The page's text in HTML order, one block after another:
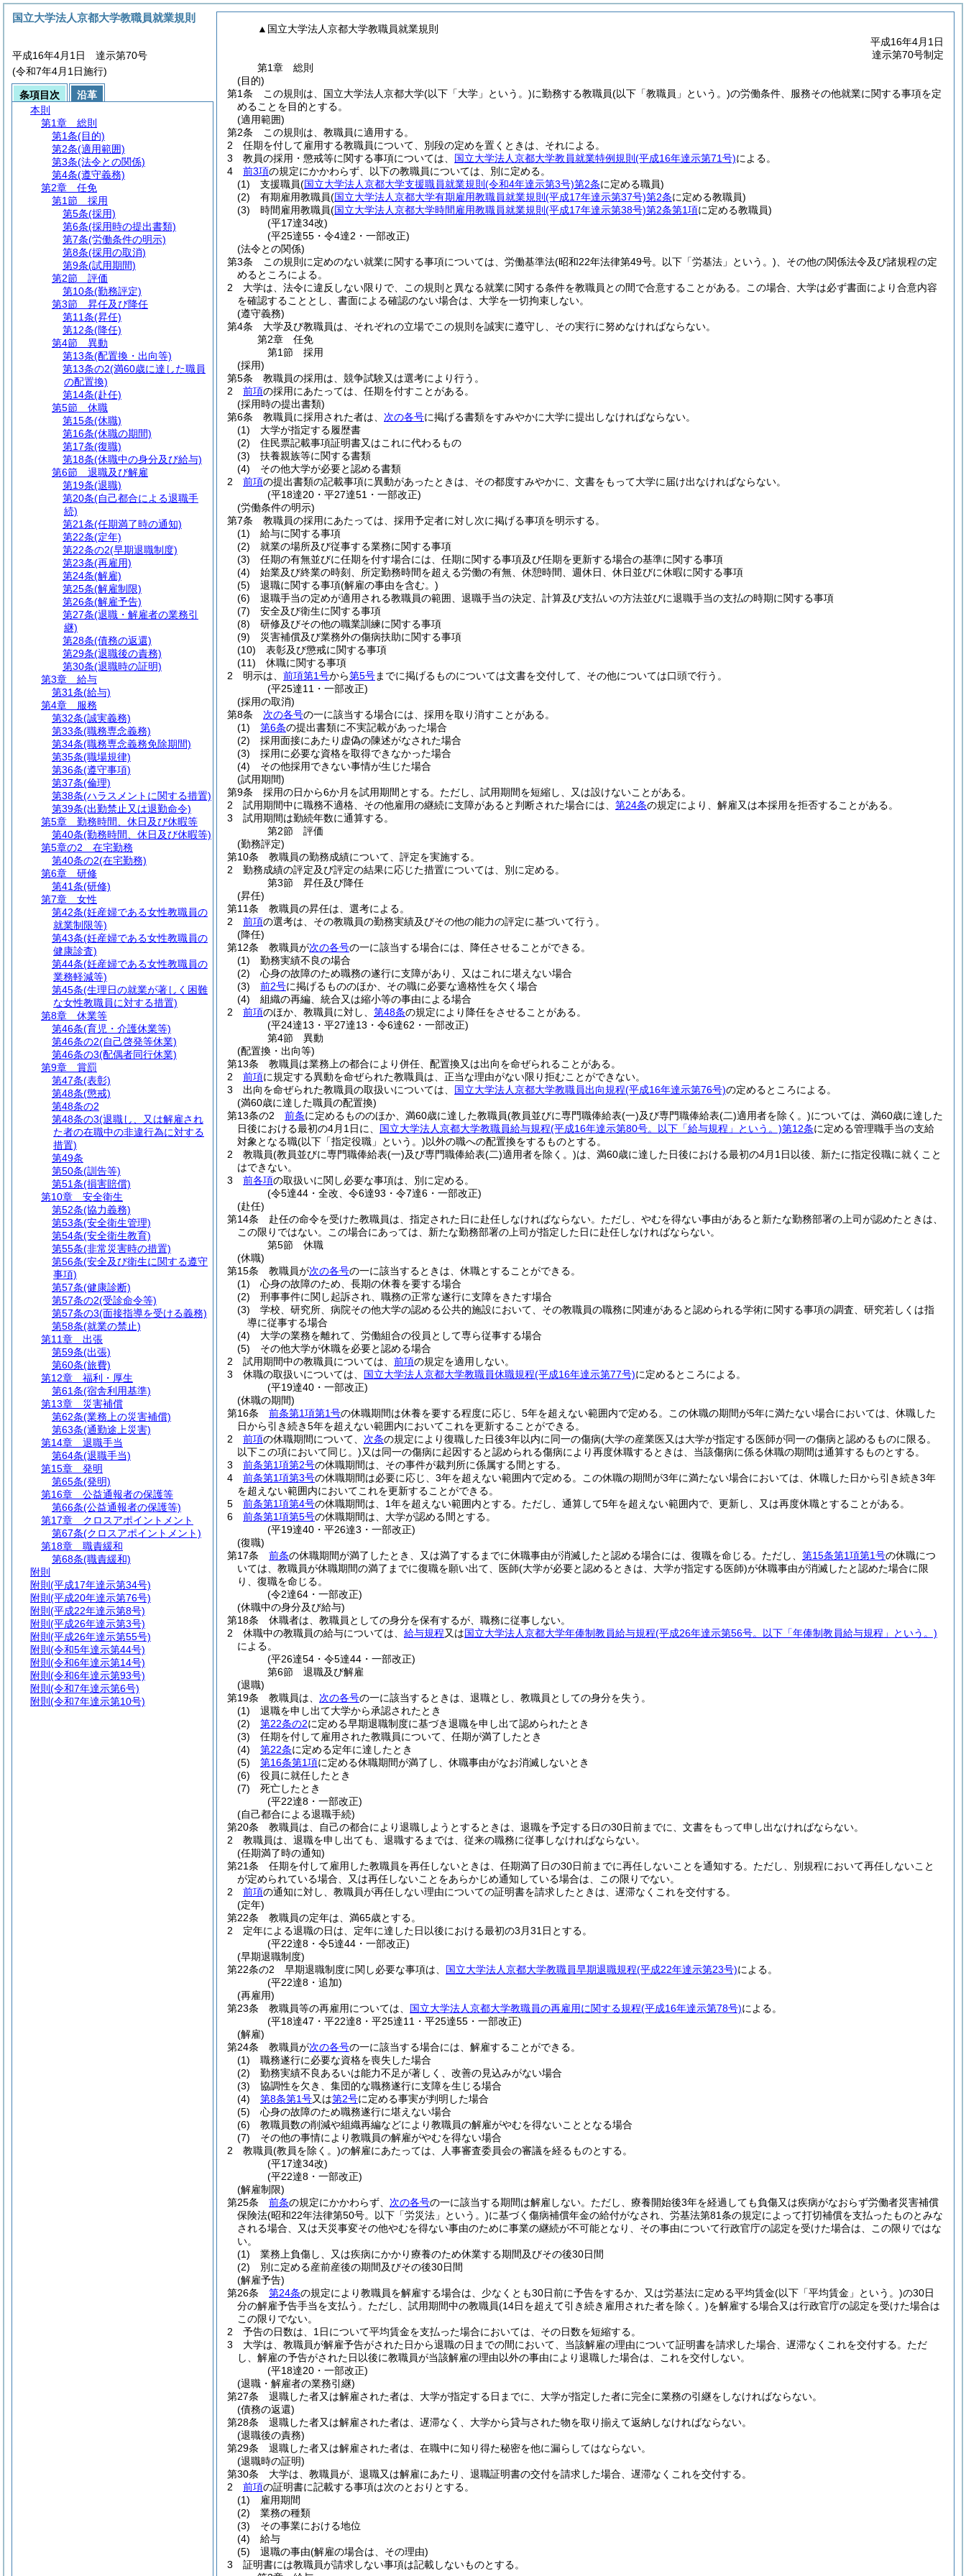
▲国立大学法人京都大学教職員就業規則
平成16年4月1日
達示第70号制定
第1章
総則
(目的)
第1条
この規則は、国立大学法人京都大学(以下「大学」という。)に勤務する教職員(以下「教職員」という。)の労働条件、服務その他就業に関する事項を定
めることを目的とする。
(適用範囲)
第2条
この規則は、教職員に適用する。
2
任期を付して雇用する教職員について、別段の定めを置くときは、それによる。
3
教員の採用・懲戒等に関する事項については、 国立大学法人京都大学教員就業特例規則 (平成16年達示第71号)による。
4
前3項の規定にかかわらず、以下の教職員については、別に定める。
(1)
支援職員(国立大学法人京都大学支援職員就業規則 (令和4年達示第3号)第2条に定める職員)
(2)
有期雇用教職員(国立大学法人京都大学有期雇用教職員就業規則 (平成17年達示第37号)第2条に定める教職員)
(3)
時間雇用教職員(国立大学法人京都大学時間雇用教職員就業規則 (平成17年達示第38号)第2条第1項に定める教職員)
(平17達34改)
(平25達55・令4達2・一部改正)
(法令との関係)
第3条
この規則に定めのない就業に関する事項については、労働基準法(昭和22年法律第49号。以下「労基法」という。) 、その他の関係法令及び諸規程の定
めるところによる。
2
大学は、法令に違反しない限りで、この規則と異なる就業に関する条件を教職員との間で合意することがある。
この場合、大学は必ず書面により合意内容
を確認することとし、書面による確認のない場合は、大学を一切拘束しない。
(遵守義務)
第4条
大学及び教職員は、それぞれの立場でこの規則を誠実に遵守し、その実行に努めなければならない。
第2章
任免
第1節
採用
(採用)
第5条
教職員の採用は、競争試験又は選考により行う。
2
前項の採用にあたっては、任期を付すことがある。
(採用時の提出書類)
第6条
教職員に採用された者は、 次の各号に掲げる書類をすみやかに大学に提出しなければならない。
(1)
大学が指定する履歴書
(2)
住民票記載事項証明書又はこれに代わるもの
(3)
扶養親族等に関する書類
(4)
その他大学が必要と認める書類
2
前項の提出書類の記載事項に異動があったときは、その都度すみやかに、文書をもって大学に届け出なければならない。
(平18達20・平27達51・一部改正)
(労働条件の明示)
第7条
教職員の採用にあたっては、採用予定者に対し次に掲げる事項を明示する。
(1)
給与に関する事項
(2)
就業の場所及び従事する業務に関する事項
(3)
任期の有無並びに任期を付す場合には、任期に関する事項及び任期を更新する場合の基準に関する事項
(4)
始業及び終業の時刻、所定勤務時間を超える労働の有無、休憩時間、週休日、休日並びに休暇に関する事項
(5)
退職に関する事項(解雇の事由を含む。)
(6)
退職手当の定めが適用される教職員の範囲、退職手当の決定、計算及び支払いの方法並びに退職手当の支払の時期に関する事項
(7)
安全及び衛生に関する事項
(8)
研修及びその他の職業訓練に関する事項
(9)
災害補償及び業務外の傷病扶助に関する事項
(10)
表彰及び懲戒に関する事項
(11)
休職に関する事項
2
明示は、 前項第1号から第5号までに掲げるものについては文書を交付して、その他については口頭で行う。
(平25達11・一部改正)
(採用の取消)
第8条
次の各号の一に該当する場合には、採用を取り消すことがある。
(1)
第6条の提出書類に不実記載があった場合
(2)
採用面接にあたり虚偽の陳述がなされた場合
(3)
採用に必要な資格を取得できなかった場合
(4)
その他採用できない事情が生じた場合
(試用期間)
第9条
採用の日から6か月を試用期間とする。 ただし、試用期間を短縮し、又は設けないことがある。
2
試用期間中に職務不適格、その他雇用の継続に支障があると判断された場合には、 第24条の規定により、解雇又は本採用を拒否することがある。
3
試用期間は勤続年数に通算する。
第2節
評価
(勤務評定)
第10条
教職員の勤務成績について、評定を実施する。
2
勤務成績の評定及び評定の結果に応じた措置については、別に定める。
第3節
昇任及び降任
(昇任)
第11条
教職員の昇任は、選考による。
2
前項の選考は、その教職員の勤務実績及びその他の能力の評定に基づいて行う。
(降任)
第12条
教職員が次の各号の一に該当する場合には、降任させることができる。
(1)
勤務実績不良の場合
(2)
心身の故障のため職務の遂行に支障があり、又はこれに堪えない場合
(3)
前2号に掲げるもののほか、その職に必要な適格性を欠く場合
(4)
組織の再編、統合又は縮小等の事由による場合
2
前項のほか、教職員に対し、 第48条の規定により降任をさせることがある。
(平24達13・平27達13・令6達62・一部改正)
第4節
異動
(配置換・出向等)
第13条
教職員は業務上の都合により併任、配置換又は出向を命ぜられることがある。
2
前項に規定する異動を命ぜられた教職員は、正当な理由がない限り拒むことができない。
3
出向を命ぜられた教職員の取扱いについては、 国立大学法人京都大学教職員出向規程(平成16年達示第76号)の定めるところによる。
(満60歳に達した職員の配置換)
第13条の2
前条に定めるもののほか、満60歳に達した教職員(教員並びに専門職俸給表(一)及び専門職俸給表(二)適用者を除く。)については、満60歳に達した
日後における最初の4月1日に、 国立大学法人京都大学教職員給与規程(平成16年達示第80号。以下「給与規程」という。)第12条に定める管理職手当の支給
対象となる職(以下「指定役職」という。)以外の職への配置換をするものとする。
2
教職員(教員並びに専門職俸給表(一)及び専門職俸給表(二)適用者を除く。)は、満60歳に達した日後における最初の4月1日以後、新たに指定役職に就くこと
はできない。
3
前各項の取扱いに関し必要な事項は、別に定める。
(令5達44・全改、令6達93・令7達6・一部改正)
(赴任)
第14条
赴任の命令を受けた教職員は、指定された日に赴任しなければならない。 ただし、やむを得ない事由があると新たな勤務部署の上司が認めたときは、
この限りではない。
この場合にあっては、新たな勤務部署の上司が指定した日に赴任しなければならない。
第5節
休職
(休職)
第15条
教職員が次の各号の一に該当するときは、休職とすることができる。
(1)
心身の故障のため、長期の休養を要する場合
(2)
刑事事件に関し起訴され、職務の正常な遂行に支障をきたす場合
(3)
学校、研究所、病院その他大学の認める公共的施設において、その教職員の職務に関連があると認められる学術に関する事項の調査、研究若しくは指
導に従事する場合
(4)
大学の業務を離れて、労働組合の役員として専ら従事する場合
(5)
その他大学が休職を必要と認める場合
2
試用期間中の教職員については、 前項の規定を適用しない。
3
休職の取扱いについては、 国立大学法人京都大学教職員休職規程(平成16年達示第77号)に定めるところによる。
(平19達40・一部改正)
(休職の期間)
第16条
前条第1項第1号の休職期間は休養を要する程度に応じ、5年を超えない範囲内で定める。
この休職の期間が5年に満たない場合においては、休職した
日から引き続き5年を超えない範囲内においてこれを更新することができる。
2
前項の休職期間について、 次条の規定により復職した日後3年以内に同一の傷病(大学の産業医又は大学が指定する医師が同一の傷病と認めるものに限る。
以下この項において同じ。)又は同一の傷病に起因すると認められる傷病により再度休職するときは、当該傷病に係る休職の期間は通算するものとする。
3
前条第1項第2号の休職期間は、その事件が裁判所に係属する間とする。
4
前条第1項第3号の休職期間は必要に応じ、3年を超えない範囲内で定める。
この休職の期間が3年に満たない場合においては、休職した日から引き続き3年
を超えない範囲内においてこれを更新することができる。
5
前条第1項第4号の休職期間は、1年を超えない範囲内とする。 ただし、通算して5年を超えない範囲内で、更新し、又は再度休職とすることがある。
6
前条第1項第5号の休職期間は、大学が認める間とする。
(平19達40・平26達3・一部改正)
(復職)
第17条
前条の休職期間が満了したとき、又は満了するまでに休職事由が消滅したと認める場合には、復職を命じる。 ただし、 第15条第1項第1号の休職につ
いては、教職員が休職期間の満了までに復職を願い出て、医師(大学が必要と認めるときは、大学が指定する医師)が休職事由が消滅したと認めた場合に限
り、復職を命じる。
(令2達64・一部改正)
(休職中の身分及び給与)
第18条
休職者は、教職員としての身分を保有するが、職務に従事しない。
2
休職中の教職員の給与については、 給与規程又は国立大学法人京都大学年俸制教員給与規程(平成26年達示第56号。以下「年俸制教員給与規程」という。)
による。
(平26達54・令5達44・一部改正)
第6節
退職及び解雇
(退職)
第19条
教職員は、 次の各号の一に該当するときは、退職とし、教職員としての身分を失う。
(1)
退職を申し出て大学から承認されたとき
(2)
第22条の2に定める早期退職制度に基づき退職を申し出て認められたとき
(3)
任期を付して雇用された教職員について、任期が満了したとき
(4)
第22条に定める定年に達したとき
(5)
第16条第1項に定める休職期間が満了し、休職事由がなお消滅しないとき
(6)
役員に就任したとき
(7)
死亡したとき
(平22達8・一部改正)
(自己都合による退職手続)
第20条
教職員は、自己の都合により退職しようとするときは、退職を予定する日の30日前までに、文書をもって申し出なければならない。
2
教職員は、退職を申し出ても、退職するまでは、従来の職務に従事しなければならない。
(任期満了時の通知)
第21条
任期を付して雇用した教職員を再任しないときは、任期満了日の30日前までに再任しないことを通知する。 ただし、別規程において再任しないこと
が定められている場合、又は再任しないことをあらかじめ通知している場合は、この限りでない。
2
前項の通知に対し、教職員が再任しない理由についての証明書を請求したときは、遅滞なくこれを交付する。
(定年)
第22条
教職員の定年は、満65歳とする。
2
定年による退職の日は、定年に達した日以後における最初の3月31日とする。
(平22達8・令5達44・一部改正)
(早期退職制度)
第22条の2
早期退職制度に関し必要な事項は、 国立大学法人京都大学教職員早期退職規程(平成22年達示第23号)による。
(平22達8・追加)
(再雇用)
第23条
教職員等の再雇用については、 国立大学法人京都大学教職員の再雇用に関する規程(平成16年達示第78号)による。
(平18達47・平22達8・平25達11・平25達55・一部改正)
(解雇)
第24条
教職員が次の各号の一に該当する場合には、解雇することができる。
(1)
職務遂行に必要な資格を喪失した場合
(2)
勤務実績不良あるいは能力不足が著しく、改善の見込みがない場合
(3)
協調性を欠き、集団的な職務遂行に支障を生じる場合
(4)
第8条第1号又は第2号に定める事実が判明した場合
(5)
心身の故障のため職務遂行に堪えない場合
(6)
教職員数の削減や組織再編などにより教職員の解雇がやむを得ないこととなる場合
(7)
その他の事情により教職員の解雇がやむを得ない場合
2
教職員(教員を除く。)の解雇にあたっては、人事審査委員会の審議を経るものとする。
(平17達34改)
(平22達8・一部改正)
(解雇制限)
第25条
前条の規定にかかわらず、 次の各号の一に該当する期間は解雇しない。 ただし、療養開始後3年を経過しても負傷又は疾病がなおらず労働者災害補償
保険法(昭和22年法律第50号。以下「労災法」という。)に基づく傷病補償年金の給付がなされ、労基法第81条の規定によって打切補償を支払ったものとみな
される場合、又は天災事変その他やむを得ない事由のために事業の継続が不可能となり、その事由について行政官庁の認定を受けた場合は、この限りではな
い。
(1)
業務上負傷し、又は疾病にかかり療養のため休業する期間及びその後30日間
(2)
別に定める産前産後の期間及びその後30日間
(解雇予告)
第26条
第24条の規定により教職員を解雇する場合は、少なくとも30日前に予告をするか、又は労基法に定める平均賃金(以下「平均賃金」という。)の30日
分の解雇予告手当を支払う。 ただし、試用期間中の教職員(14日を超えて引き続き雇用された者を除く。)を解雇する場合又は行政官庁の認定を受けた場合は
この限りでない。
2
予告の日数は、1日について平均賃金を支払った場合においては、その日数を短縮する。
3
大学は、教職員が解雇予告がされた日から退職の日までの間において、当該解雇の理由について証明書を請求した場合、遅滞なくこれを交付する。 ただ
し、解雇の予告がされた日以後に教職員が当該解雇の理由以外の事由により退職した場合は、これを交付しない。
(平18達20・一部改正)
(退職・解雇者の業務引継)
第27条
退職した者又は解雇された者は、大学が指定する日までに、大学が指定した者に完全に業務の引継をしなければならない。
(債務の返還)
第28条
退職した者又は解雇された者は、遅滞なく、大学から貸与された物を取り揃えて返納しなければならない。
(退職後の責務)
第29条
退職した者又は解雇された者は、在職中に知り得た秘密を他に漏らしてはならない。
(退職時の証明)
第30条
大学は、教職員が、退職又は解雇にあたり、退職証明書の交付を請求した場合、遅滞なくこれを交付する。
2
前項の証明書に記載する事項は次のとおりとする。
(1)
雇用期間
(2)
業務の種類
(3)
その事業における地位
(4)
給与
(5)
退職の事由(解雇の場合は、その理由)
3
証明書には教職員が請求しない事項は記載しないものとする。
国立大学法人京都大学教職員就業規則
平成16年4月1日 達示第70号
(令和7年4月1日施行)
条項目次
沿革
本則
第1章
総則
第1条(目的)
第2条(適用範囲)
第3条(法令との関係)
第4条(遵守義務)
第2章
任免
第1節
採用
第5条(採用)
第6条(採用時の提出書類)
第7条(労働条件の明示)
第8条(採用の取消)
第9条(試用期間)
第2節
評価
第10条(勤務評定)
第3節
昇任及び降任
第11条(昇任)
第12条(降任)
第4節
異動
第13条(配置換・出向等)
第13条の2(満60歳に達した職員
の配置換)
第14条(赴任)
第5節
休職
第15条(休職)
第16条(休職の期間)
第17条(復職)
第18条(休職中の身分及び給与)
第6節
退職及び解雇
第19条(退職)
第20条(自己都合による退職手
続)
第21条(任期満了時の通知)
第22条(定年)
第22条の2(早期退職制度)
第23条(再雇用)
第24条(解雇)
第25条(解雇制限)
第26条(解雇予告)
第27条(退職・解雇者の業務引
継)
第28条(債務の返還)
第29条(退職後の責務)
第30条(退職時の証明)
第3章
給与
第31条(給与)
第4章
服務
第32条(誠実義務)
第33条(職務専念義務)
第34条(職務専念義務免除期間)
第35条(職場規律)
第36条(遵守事項)
第37条(倫理)
第38条(ハラスメントに関する措置)
第39条(出勤禁止又は退勤命令)
第5章
勤務時間、休日及び休暇等
第40条(勤務時間、休日及び休暇等)
第5章の2
在宅勤務
第40条の2(在宅勤務)
第6章
研修
第41条(研修)
第7章
女性
第42条(妊産婦である女性教職員の
就業制限等)
第43条(妊産婦である女性教職員の
健康診査)
第44条(妊産婦である女性教職員の
業務軽減等)
第45条(生理日の就業が著しく困難
な女性教職員に対する措置)
第8章
休業等
第46条(育児・介護休業等)
第46条の2(自己啓発等休業)
第46条の3(配偶者同行休業)
第9章
賞罰
第47条(表彰)
第48条(懲戒)
第48条の2
第48条の3(退職し、又は解雇され
た者の在職中の非違行為に対する
措置)
第49条
第50条(訓告等)
第51条(損害賠償)
第10章
安全衛生
第52条(協力義務)
第53条(安全衛生管理)
第54条(安全衛生教育)
第55条(非常災害時の措置)
第56条(安全及び衛生に関する遵守
事項)
第57条(健康診断)
第57条の2(受診命令等)
第57条の3(面接指導を受ける義務)
第58条(就業の禁止)
第11章
出張
第59条(出張)
第60条(旅費)
第12章
福利・厚生
第61条(宿舎利用基準)
第13章
災害補償
第62条(業務上の災害補償)
第63条(通勤途上災害)
第14章
退職手当
第64条(退職手当)
第15章
発明
第65条(発明)
第16章
公益通報者の保護等
第66条(公益通報者の保護等)
第17章
クロスアポイントメント
第67条(クロスアポイントメント)
第18章
職責緩和
第68条(職責緩和)
附則
附則 (平成17年達示第34号)
附則 (平成20年達示第76号)
附則 (平成22年達示第8号)
附則 (平成26年達示第3号)
附則 (平成26年達示第55号)
附則 (令和5年達示第44号)
附則 (令和6年達示第14号)
附則 (令和6年達示第93号)
附則 (令和7年達示第6号)
附則 (令和7年達示第10号)